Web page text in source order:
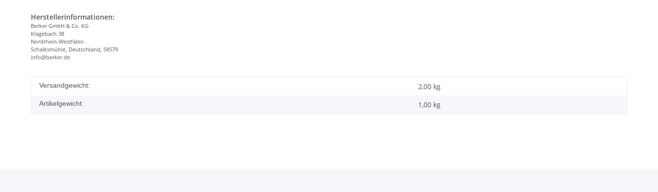
Herstellerinformationen:
Berker GmbH & Co. KG
Klagebach 38
Nordrhein-Westfalen
Schalksmühle, Deutschland, 58579
info@berker.de
Versandgewicht: 2,00 kg
Artikelgewicht: 1,00 kg